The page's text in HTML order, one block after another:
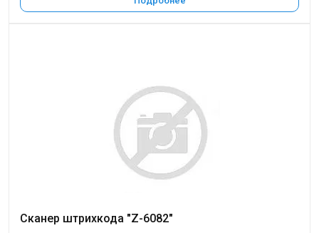
Сканер штрихкода "Z-6082"